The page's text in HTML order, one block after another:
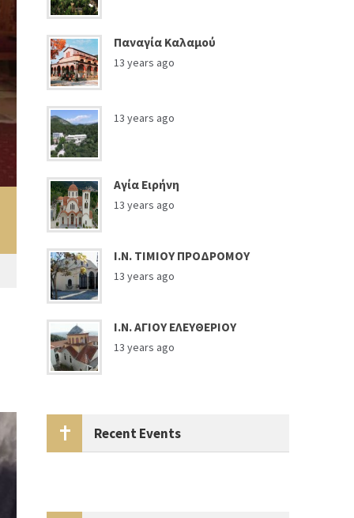
Παναγία Καλαμού
13 years ago
13 years ago
Αγία Ειρήνη
13 years ago
Ι.Ν. ΤΙΜΙΟΥ ΠΡΟΔΡΟΜΟΥ
13 years ago
Ι.Ν. ΑΓΙΟΥ ΕΛΕΥΘΕΡΙΟΥ
13 years ago
Recent Events